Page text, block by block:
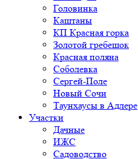
Головинка
Каштаны
КП Красная горка
Золотой гребешок
Красная поляна
Соболевка
Сергей-Поле
Новый Сочи
Таунхаусы в Адлере
Участки
Дачные
ИЖС
Садоводство